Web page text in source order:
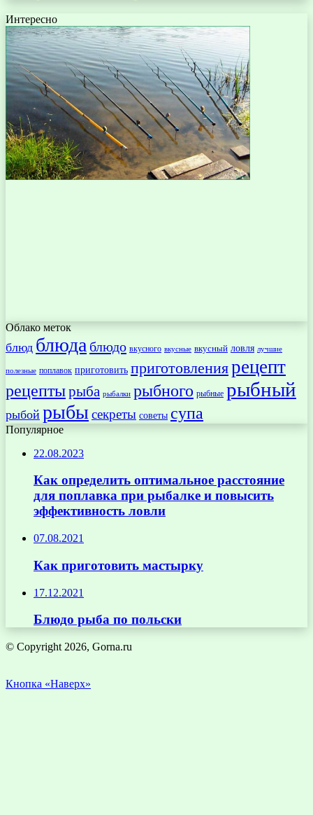
Интересно
Облако меток
блюд блюда блюдо вкусного вкусные вкусный ловля лучшие
полезные поплавок приготовить приготовлениярецепт
рецептырыба рыбалки рыбного рыбные рыбный
рыбой рыбысекреты советы супа
Популярное
22.08.2023
Как определить оптимальное расстояние
для поплавка при рыбалке и повысить
эффективность ловли
07.08.2021
Как приготовить мастырку
17.12.2021
Блюдо рыба по польски
© Copyright 2026, Gorna.ru
Кнопка «Наверх»